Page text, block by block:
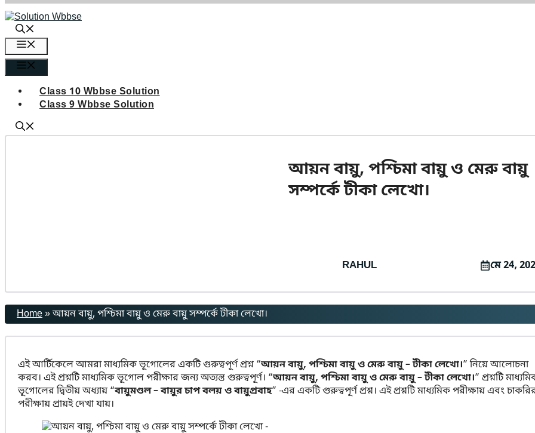
এড়িেয়
লেখায়
যান
Class 10 Wbbse Solution
Class 9 Wbbse Solution
আয়ন বায়ু, পশ্চিমা বায়ু ও মেরু বায়ু
সম্পর্কে টীকা লেখো।
RAHUL মে 24,
Home»আয়ন বায়ু, পশ্চিমা বায়ু ও মেরু বায়ু সম্পর্কে টীকা লেখো।
এই আর্টিকেলে আমরা মাধ্যমিক ভূগোলের একটি গুরুত্বপূর্ণ প্রশ্ন “আয়ন বায়ু, পশ্চিমা বায়ু ও মেরু বায়ু – টীকা লেখো।” নিয়ে আলোচনা
করব। এই প্রশ্নটি মাধ্যমিক ভূগোল পরীক্ষার জন্য অত্যন্ত গুরুত্বপূর্ণ। “আয়ন বায়ু, পশ্চিমা বায়ু ও মেরু বায়ু – টীকা লেখো।” প্রশ্নটি
ভূগোলের দ্বিতীয় অধ্যায় “বায়ুমণ্ডল – বায়ুর চাপ বলয় ও বায়ুপ্রবাহ” -এর একটি গুরুত্বপূর্ণ প্রশ্ন। এই প্রশ্নটি মাধ্যমিক পরীক্ষায় এবং
পরীক্ষায় প্রায়ই দেখা যায়।